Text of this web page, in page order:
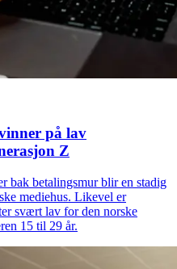
på lav
Z
bak betalingsmur blir en stadig
mediehus. Likevel er
svært lav for den norske
15 til 29 år.